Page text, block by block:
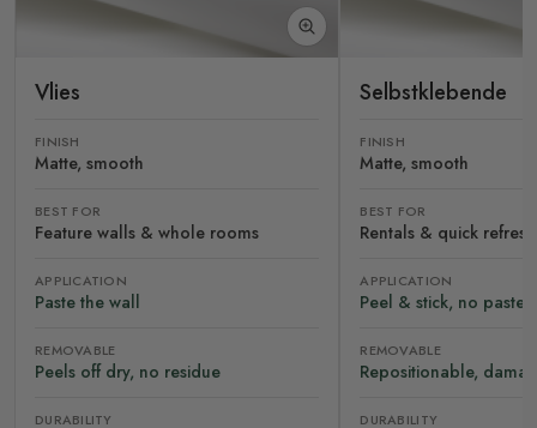
Vlies
FINISH
Matte, smooth
BEST FOR
Feature walls & whole rooms
APPLICATION
Paste the wall
REMOVABLE
Peels off dry, no residue
DURABILITY
Selbstklebende
FINISH
Matte, smooth
BEST FOR
Rentals & quick
APPLICATION
Peel & stick, no paste
REMOVABLE
Repositionable,
DURABILITY